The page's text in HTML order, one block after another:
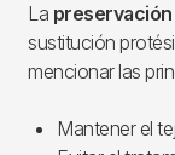
La
sustitución
mencionar las
Mantener el